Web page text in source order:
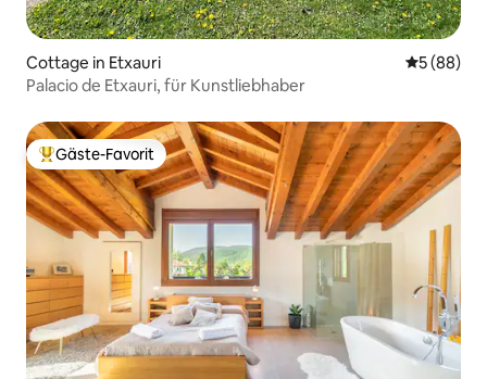
Cottage in Etxauri
5 (88)
Palacio de Etxauri, für Kunstliebhaber
Beliebter Gäste-Favorit.
Gäste-Favorit